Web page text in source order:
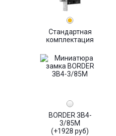
Стандартная
комплектация
BORDER ЗВ4-
3/85М
(+1928 руб)